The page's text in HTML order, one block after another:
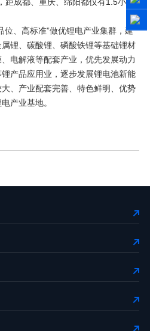
位、高标准”做优锂电产业集群，建
锂、碳酸锂、磷酸铁锂等基础锂材
电解液等配套产业，优先发展动力
产品应用业，逐步发展锂电池新能
、产业配套完善、特色鲜明、优势
产业基地。